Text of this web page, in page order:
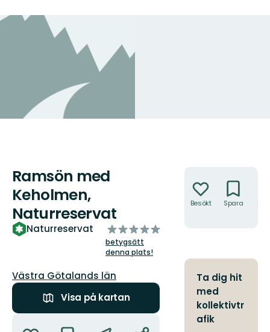
Ramsön med
Keholmen,
Naturreservat
Naturreservat
av
5
stjärnor
betygsätt
denna plats!
Län:
Västra Götalands län
Visa på kartan
Besökt Spara
Ta dig hit
med
kollektivtr
afik